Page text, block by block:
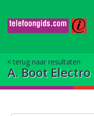
terug naar resultaten
A. Boot